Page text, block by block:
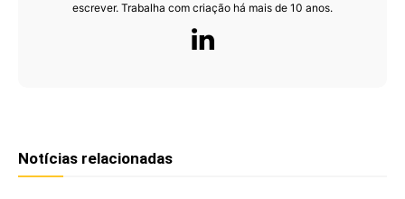
escrever. Trabalha com criação há mais de 10 anos.
Notícias relacionadas